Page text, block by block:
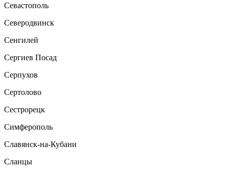
Севастополь
Северодвинск
Сенгилей
Сергиев Посад
Серпухов
Сертолово
Сестрорецк
Симферополь
Славянск-на-Кубани
Сланцы